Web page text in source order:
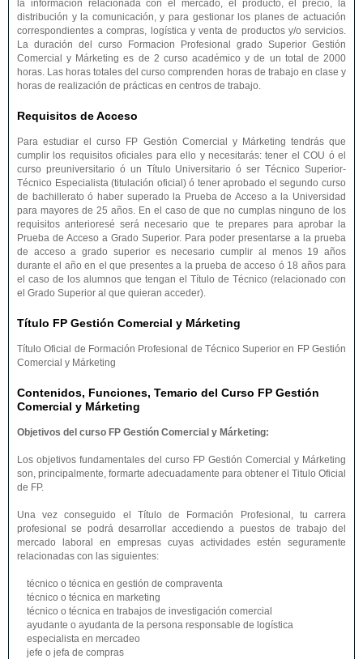
la información relacionada con el mercado, el producto, el precio, la
distribución y la comunicación, y para gestionar los planes de actuación
correspondientes a compras, logística y venta de productos y/o servicios.
La duración del curso Formacion Profesional grado Superior Gestión
Comercial y Márketing es de 2 curso académico y de un total de 2000
horas. Las horas totales del curso comprenden horas de trabajo en clase y
horas de realización de prácticas en centros de trabajo.
Requisitos de Acceso
Para estudiar el curso FP Gestión Comercial y Márketing tendrás que
cumplir los requisitos oficiales para ello y necesitarás: tener el COU ó el
curso preuniversitario ó un Título Universitario ó ser Técnico Superior-
Técnico Especialista (titulación oficial) ó tener aprobado el segundo curso
de bachillerato ó haber superado la Prueba de Acceso a la Universidad
para mayores de 25 años. En el caso de que no cumplas ninguno de los
requisitos anterioresé será necesario que te prepares para aprobar la
Prueba de Acceso a Grado Superior. Para poder presentarse a la prueba
de acceso a grado superior es necesario cumplir al menos 19 años
durante el año en el que presentes a la prueba de acceso ó 18 años para
el caso de los alumnos que tengan el Título de Técnico (relacionado con
el Grado Superior al que quieran acceder).
Título FP Gestión Comercial y Márketing
Título Oficial de Formación Profesional de Técnico Superior en FP Gestión
Comercial y Márketing
Contenidos, Funciones, Temario del Curso FP Gestión
Comercial y Márketing
Objetivos del curso FP Gestión Comercial y Márketing:
Los objetivos fundamentales del curso FP Gestión Comercial y Márketing
son, principalmente, formarte adecuadamente para obtener el Titulo Oficial
de FP.
Una vez conseguido el Título de Formación Profesional, tu carrera
profesional se podrá desarrollar accediendo a puestos de trabajo del
mercado laboral en empresas cuyas actividades estén seguramente
relacionadas con las siguientes:
técnico o técnica en gestión de compraventa
técnico o técnica en marketing
técnico o técnica en trabajos de investigación comercial
ayudante o ayudanta de la persona responsable de logística
especialista en mercadeo
jefe o jefa de compras